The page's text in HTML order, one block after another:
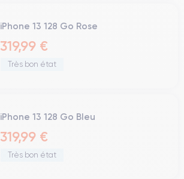
iPhone 13 128 Go Rose
319,99 €
Très bon état
iPhone 13 128 Go Bleu
319,99 €
Très bon état